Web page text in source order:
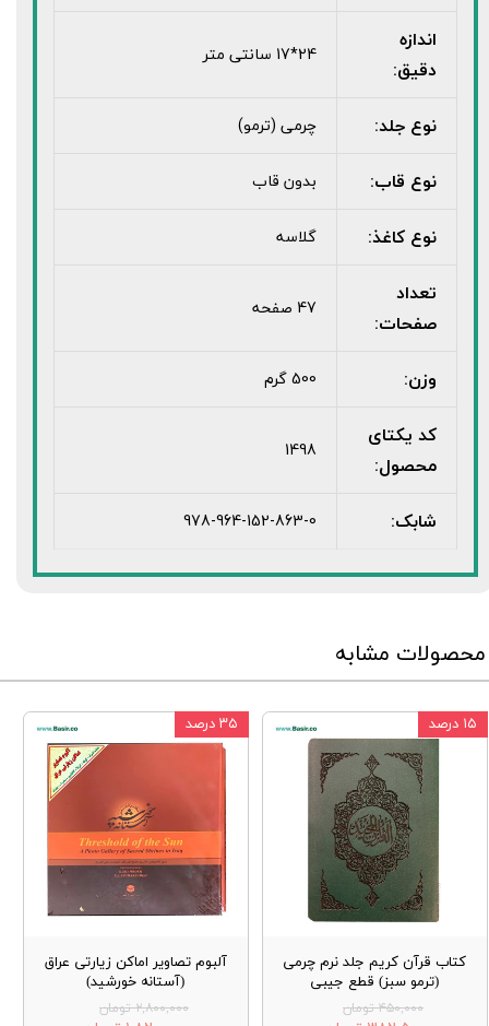
اندازه
دقیق:
24*17 سانتی متر
نوع جلد: چرمی (ترمو)
نوع قاب: بدون قاب
نوع کاغذ: گلاسه
تعداد
صفحات:
47 صفحه
وزن: 500 گرم
کد یکتای
محصول:
1498
شابک: 978-964-152-863-0
محصولات مشابه
کتاب قرآن کریم جلد نرم چرمی
(ترمو سبز) قطع جیبی
۴۵۰,۰۰۰ تومان
۱۵ درصد
آلبوم تصاویر اماکن زیارتی عراق
(آستانه خورشید)
۲,۸۰۰,۰۰۰ تومان
۳۵ درصد